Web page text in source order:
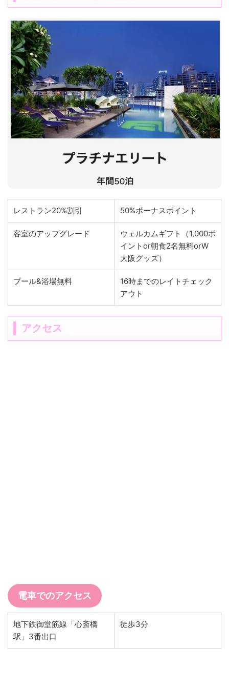
レストラン20%割引 50%ボーナスポイント
客室のアップグレード
ウェルカムギフト（1,000ポ
イントor朝食2名無料orW
大阪グッズ）
プール&浴場無料
16時までのレイトチェック
アウト
アクセス
電車でのアクセス
地下鉄御堂筋線「心斎橋
駅」3番出口
徒歩3分